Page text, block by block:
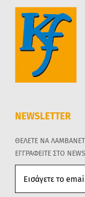
NEWSLETTER
ΘΕΛΕΤΕ ΝΑ
ΕΓΓΡΑΦΕΙΤΕ ΣΤΟ